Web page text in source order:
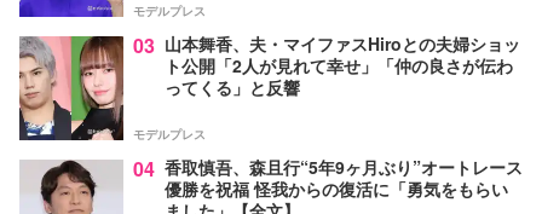
モデルプレス
03 山本舞香、夫・マイファスHiroとの夫婦ショッ
ト公開「2人が見れて幸せ」「仲の良さが伝わ
ってくる」と反響
モデルプレス
04 香取慎吾、森且行“5年9ヶ月ぶり”オートレース
優勝を祝福 怪我からの復活に「勇気をもらい